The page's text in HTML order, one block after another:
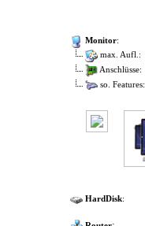
Monitor:
max. Aufl.:
Anschlüsse:
so. Features:
HardDisk: